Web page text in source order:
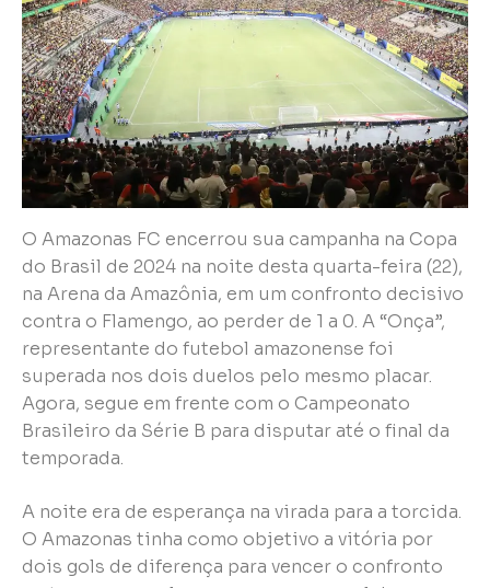
O Amazonas FC encerrou sua campanha na Copa
do Brasil de 2024 na noite desta quarta-feira (22),
na Arena da Amazônia, em um confronto decisivo
contra o Flamengo, ao perder de 1 a 0. A “Onça”,
representante do futebol amazonense foi
superada nos dois duelos pelo mesmo placar.
Agora, segue em frente com o Campeonato
Brasileiro da Série B para disputar até o final da
temporada.
A noite era de esperança na virada para a torcida.
O Amazonas tinha como objetivo a vitória por
dois gols de diferença para vencer o confronto